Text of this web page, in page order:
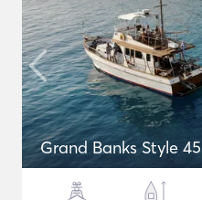
Grand Banks Style 45